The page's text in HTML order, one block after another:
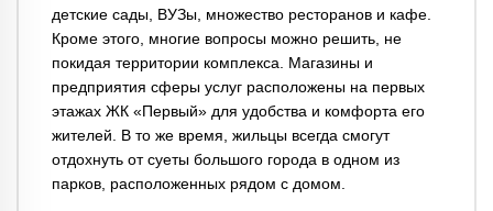
детские сады, ВУЗы, множество ресторанов и кафе.
Кроме этого, многие вопросы можно решить, не
покидая территории комплекса. Магазины и
предприятия сферы услуг расположены на первых
этажах ЖК «Первый» для удобства и комфорта его
жителей. В то же время, жильцы всегда смогут
отдохнуть от суеты большого города в одном из
парков, расположенных рядом с домом.